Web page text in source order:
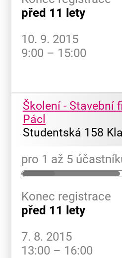
před 11 lety
10. 9. 2015
9:00 – 15:00
Školení - Stavební
Pácl
Studentská 158
pro 1 až 5
Konec registrace
před 11 lety
7. 8. 2015
13:00 – 16:00